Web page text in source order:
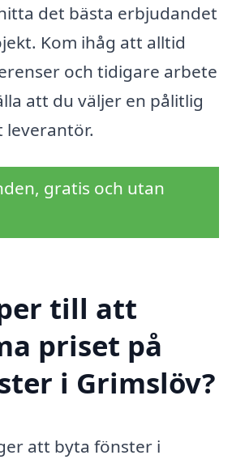
det bästa erbjudandet
Kom ihåg att alltid
och tidigare arbete
att du väljer en pålitlig
leverantör.
gratis och utan
till att
priset på
i Grimslöv?
att byta fönster i